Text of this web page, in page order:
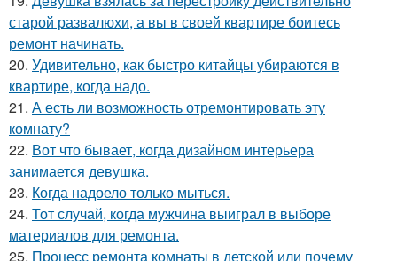
старой развалюхи, а вы в своей квартире боитесь
ремонт начинать.
20. Удивительно, как быстро китайцы убираются в
квартире, когда надо.
21. А есть ли возможность отремонтировать эту
комнату?
22. Вот что бывает, когда дизайном интерьера
занимается девушка.
23. Когда надоело только мыться.
24. Тот случай, когда мужчина выиграл в выборе
материалов для ремонта.
25. Процесс ремонта комнаты в детской или почему